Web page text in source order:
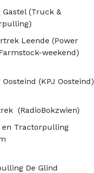
Gastel (Truck &
Leende (Power
weekend)
(KPJ Oosteind)
(RadioBokzwien)
en Tractorpulling
De Glind